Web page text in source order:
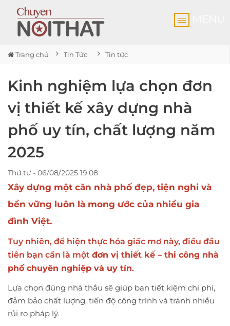
Trang chủ Tin Tức Tin tức
Kinh nghiệm lựa chọn đơn
vị thiết kế xây dựng nhà
phố uy tín, chất lượng năm
2025
Thứ tư - 06/08/2025 19:08
Xây dựng một căn nhà phố đẹp, tiện nghi và
bền vững luôn là mong ước của nhiều gia
đình Việt.
Tuy nhiên, để hiện thực hóa giấc mơ này, điều đầu
tiên bạn cần là một đơn vị thiết kế – thi công nhà
phố chuyên nghiệp và uy tín.
Lựa chọn đúng nhà thầu sẽ giúp bạn tiết kiệm chi phí,
đảm bảo chất lượng, tiến độ công trình và tránh nhiều
rủi ro pháp lý.